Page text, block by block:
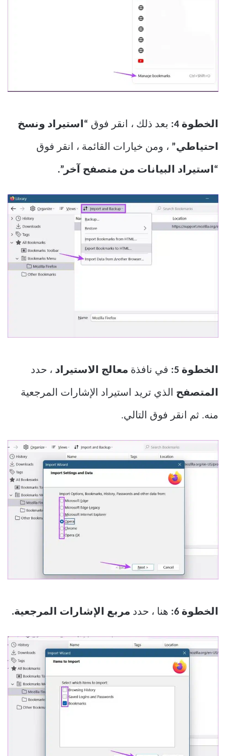
الخطوة 4: بعد ذلك ، انقر فوق “استيراد ونسخ
احتياطي” ، ومن خيارات القائمة ، انقر فوق
“استيراد البيانات من متصفح آخر”.
الخطوة 5: في نافذة معالج الاستيراد ، حدد
المتصفح الذي تريد استيراد الإشارات المرجعية
منه. ثم انقر فوق التالي.
الخطوة 6: هنا ، حدد مربع الإشارات المرجعية.